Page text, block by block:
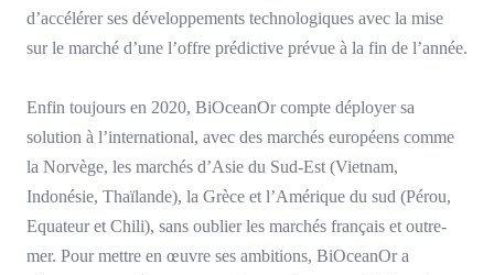
d’accélérer ses développements technologiques avec la mise
sur le marché d’une l’offre prédictive prévue à la fin de l’année.
Enfin toujours en 2020, BiOceanOr compte déployer sa
solution à l’international, avec des marchés européens comme
la Norvège, les marchés d’Asie du Sud-Est (Vietnam,
Indonésie, Thaïlande), la Grèce et l’Amérique du sud (Pérou,
Equateur et Chili), sans oublier les marchés français et outre-
mer. Pour mettre en œuvre ses ambitions, BiOceanOr a